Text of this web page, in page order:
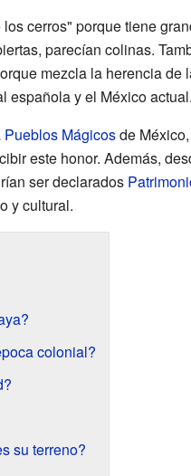
cerros" porque tiene
parecían colinas.
mezcla la herencia de
española y el México
Pueblos Mágicosde México,
este honor. Además,
ser declarados
y cultural.
colonial?
su terreno?